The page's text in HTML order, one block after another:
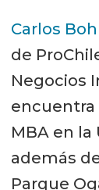
Carlos
de
Negocios
MBA en la
además
Parque